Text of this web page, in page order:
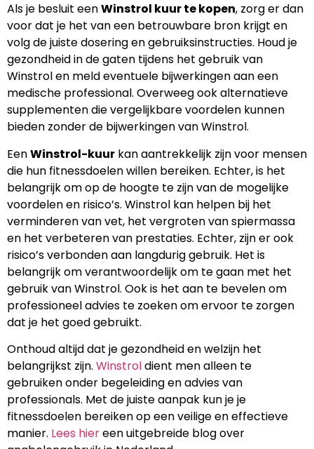
Als je besluit eenWinstrol kuur te kopen, zorg er dan
voor dat je het van een betrouwbare bron krijgt en
volg de juiste dosering en gebruiksinstructies. Houd je
gezondheid in de gaten tijdens het gebruik van
Winstrol en meld eventuele bijwerkingen aan een
medische professional. Overweeg ook alternatieve
supplementen die vergelijkbare voordelen kunnen
bieden zonder de bijwerkingen van Winstrol.
EenWinstrol-kuur kan aantrekkelijk zijn voor mensen
die hun fitnessdoelen willen bereiken. Echter, is het
belangrijk om op de hoogte te zijn van de mogelijke
voordelen en risico’s. Winstrol kan helpen bij het
verminderen van vet, het vergroten van spiermassa
en het verbeteren van prestaties. Echter, zijn er ook
risico’s verbonden aan langdurig gebruik. Het is
belangrijk om verantwoordelijk om te gaan met het
gebruik van Winstrol. Ook is het aan te bevelen om
professioneel advies te zoeken om ervoor te zorgen
dat je het goed gebruikt.
Onthoud altijd dat je gezondheid en welzijn het
belangrijkst zijn. Winstroldient men alleen te
gebruiken onder begeleiding en advies van
professionals. Met de juiste aanpak kun je je
fitnessdoelen bereiken op een veilige en effectieve
manier. Lees hiereen uitgebreide blog over